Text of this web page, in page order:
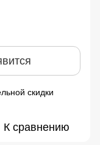
скидки
К сравнению